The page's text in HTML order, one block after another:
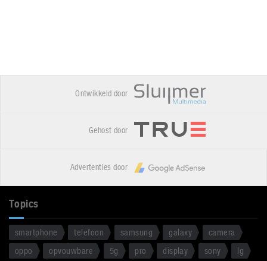
Ontwikkeld door
Gehost door
Advertenties door
Topics
smartphone telefoon samsung galaxy
camera
oppo
opvouwbare 5g pro display sony
lg